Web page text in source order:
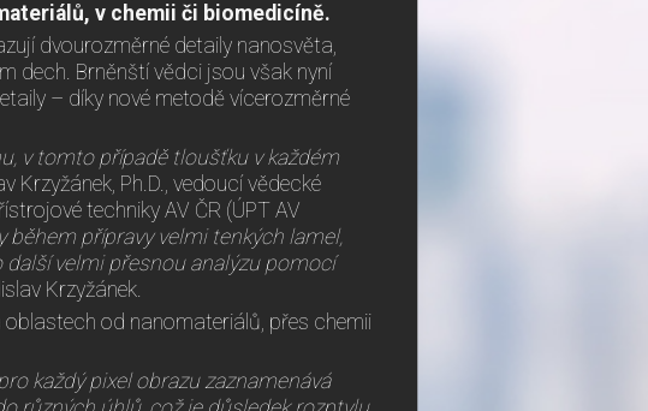
v chemii či biomedicíně.
dvourozměrné detaily nanosvěta,
dech. Brněnští vědci jsou však nyní
– díky nové metodě vícerozměrné
v tomto případě tloušťku v každém
Krzyžánek, Ph.D., vedoucí vědecké
techniky AV ČR (ÚPT AV
během přípravy velmi tenkých lamel,
další velmi přesnou analýzu pomocí
Krzyžánek.
oblastech od nanomateriálů, přes chemii
každý pixel obrazu zaznamenává